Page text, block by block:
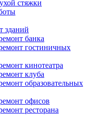
стяжки
зданий
банка
гостиничных
кинотеатра
клуба
образовательных
офисов
ресторана